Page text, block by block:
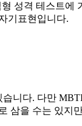
성격 테스트
기표현입니다.
니다. 다만
삼을 수는 있